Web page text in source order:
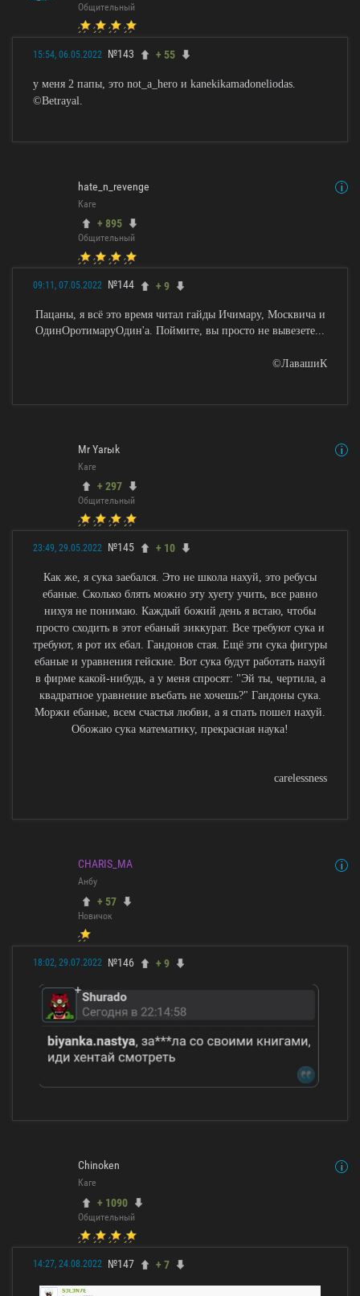
Общительный
15:54, 06.05.2022 №143 + 55
у меня 2 папы, это not_a_hero и kanekikamadoneliodas.
©Betrayal.
hate_n_revenge
Каге
+ 895
Общительный
09:11, 07.05.2022 №144 + 9
Пацаны, я всё это время читал гайды Ичимару, Москвича и
ОдинОротимаруОдин'а. Поймите, вы просто не вывезете...
©ЛавашиК
Mr Yarыk
Каге
+ 297
Общительный
23:49, 29.05.2022 №145 + 10
Как же, я сука заебался. Это не школа нахуй, это ребусы
ебаные. Сколько блять можно эту хуету учить, все равно
нихуя не понимаю. Каждый божий день я встаю, чтобы
просто сходить в этот ебаный зиккурат. Все требуют сука и
требуют, я рот их ебал. Гандонов стая. Ещё эти сука фигуры
ебаные и уравнения гейские. Вот сука будут работать нахуй
в фирме какой-нибудь, а у меня спросят: "Эй ты, чертила, а
квадратное уравнение въебать не хочешь?" Гандоны сука.
Моржи ебаные, всем счастья любви, а я спать пошел нахуй.
Обожаю сука математику, прекрасная наука!
carelessness
CHARIS_MA
Анбу
+ 57
Новичок
18:02, 29.07.2022 №146 + 9
Chinoken
Каге
+ 1090
Общительный
14:27, 24.08.2022 №147 + 7